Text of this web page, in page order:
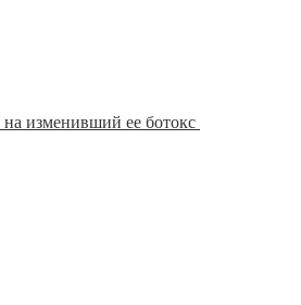
изменивший ее ботокс